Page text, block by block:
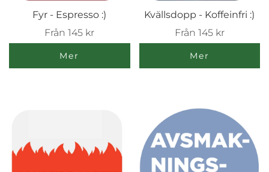
Fyr - Espresso :)
Från145 kr
Mer
Kvällsdopp - Koffeinfri :)
Från 145 kr
Mer